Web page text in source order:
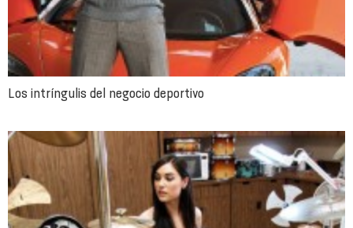
Los intríngulis del negocio deportivo